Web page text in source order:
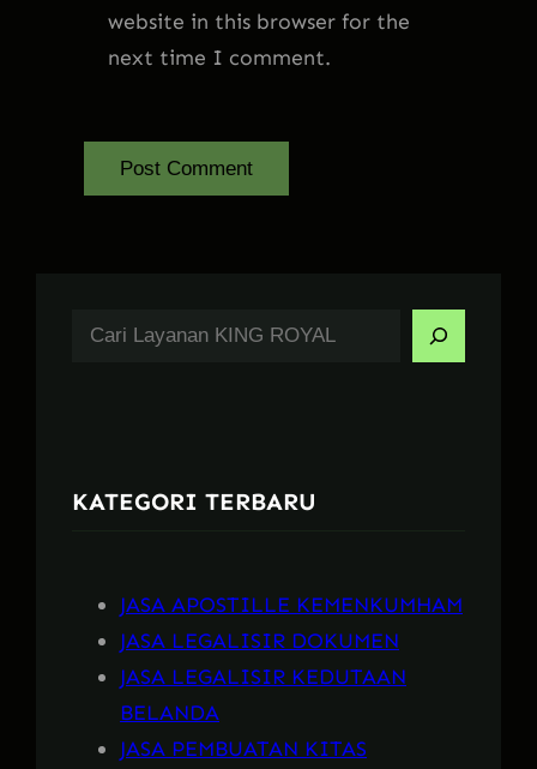
website in this browser for the
next time I comment.
h
KATEGORI TERBARU
JASA APOSTILLE KEMENKUMHAM
JASA LEGALISIR DOKUMEN
JASA LEGALISIR KEDUTAAN
BELANDA
JASA PEMBUATAN KITAS